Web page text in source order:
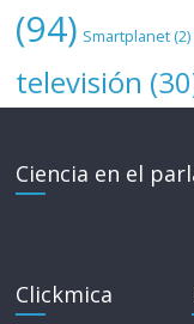
(94) Smartplanet (2)
televisión
Ciencia en el
Clickmica